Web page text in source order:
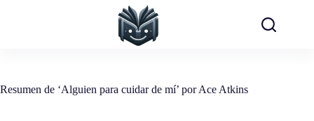
Resumen de ‘Alguien para cuidar de mí’ por Ace Atkins